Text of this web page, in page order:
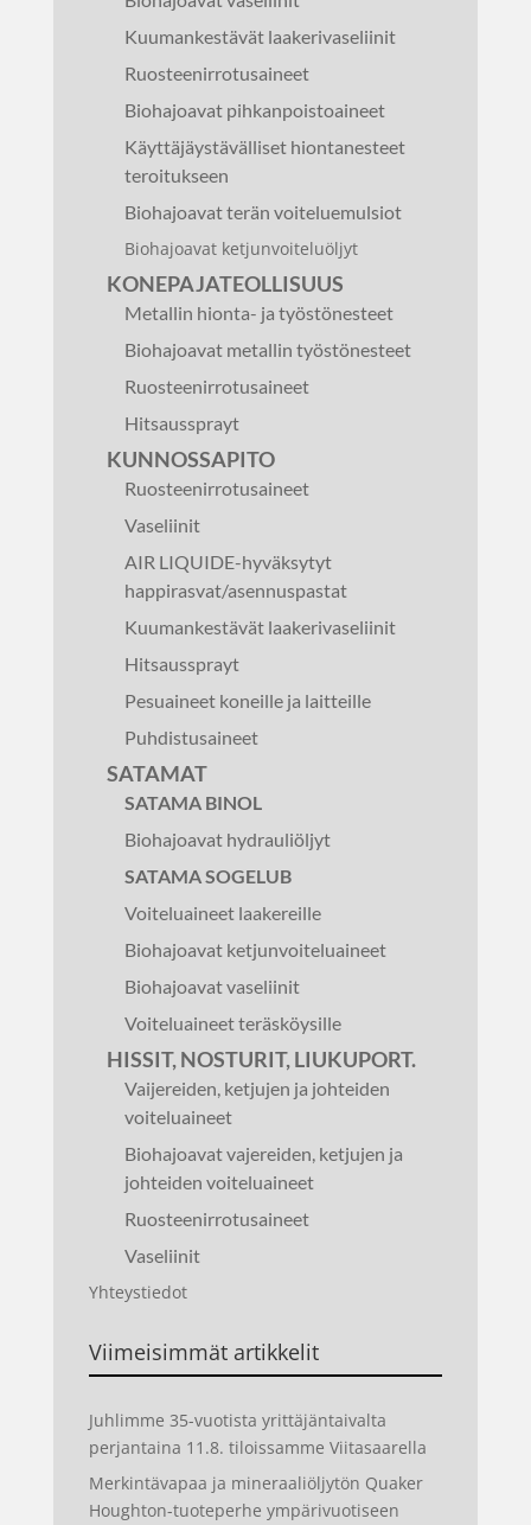
Kuumankestävät laakerivaseliinit
Ruosteenirrotusaineet
Biohajoavat pihkanpoistoaineet
Käyttäjäystävälliset hiontanesteet
teroitukseen
Biohajoavat terän voiteluemulsiot
Biohajoavat ketjunvoiteluöljyt
KONEPAJATEOLLISUUS
Metallin hionta- ja työstönesteet
Biohajoavat metallin työstönesteet
Ruosteenirrotusaineet
Hitsaussprayt
KUNNOSSAPITO
Ruosteenirrotusaineet
Vaseliinit
AIR LIQUIDE-hyväksytyt
happirasvat/asennuspastat
Kuumankestävät laakerivaseliinit
Hitsaussprayt
Pesuaineet koneille ja laitteille
Puhdistusaineet
SATAMAT
SATAMA BINOL
Biohajoavat hydrauliöljyt
SATAMA SOGELUB
Voiteluaineet laakereille
Biohajoavat ketjunvoiteluaineet
Biohajoavat vaseliinit
Voiteluaineet teräsköysille
HISSIT, NOSTURIT, LIUKUPORT.
Vaijereiden, ketjujen ja johteiden
voiteluaineet
Biohajoavat vajereiden, ketjujen ja
johteiden voiteluaineet
Ruosteenirrotusaineet
Vaseliinit
Yhteystiedot
Viimeisimmät artikkelit
Juhlimme 35-vuotista yrittäjäntaivalta
perjantaina 11.8. tiloissamme Viitasaarella
Merkintävapaa ja mineraaliöljytön Quaker
Houghton-tuoteperhe ympärivuotiseen